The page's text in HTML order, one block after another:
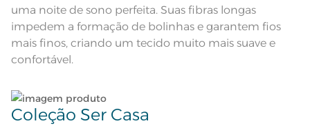
Medida
Lençol de Elástico: 1,60m x 2,00m x
40cm; Sobrelençol: 2,40m x 2,60m;
Fronha: 50cm x 70cm
Acabamento
Instruções de Lavagem
uma noite de sono perfeita. Suas fibras longas
impedem a formação de bolinhas e garantem fios
mais finos, criando um tecido muito mais suave e
confortável.
Coleção Ser Casa